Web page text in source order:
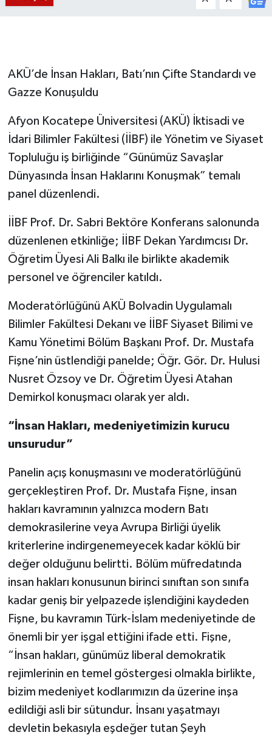
AKÜ’de İnsan Hakları, Batı’nın Çifte Standardı ve
Gazze Konuşuldu
Afyon Kocatepe Üniversitesi (AKÜ) İktisadi ve
İdari Bilimler Fakültesi (İİBF) ile Yönetim ve Siyaset
Topluluğu iş birliğinde “Günümüz Savaşlar
Dünyasında İnsan Haklarını Konuşmak” temalı
panel düzenlendi.
İİBF Prof. Dr. Sabri Bektöre Konferans salonunda
düzenlenen etkinliğe; İİBF Dekan Yardımcısı Dr.
Öğretim Üyesi Ali Balkı ile birlikte akademik
personel ve öğrenciler katıldı.
Moderatörlüğünü AKÜ Bolvadin Uygulamalı
Bilimler Fakültesi Dekanı ve İİBF Siyaset Bilimi ve
Kamu Yönetimi Bölüm Başkanı Prof. Dr. Mustafa
Fişne’nin üstlendiği panelde; Öğr. Gör. Dr. Hulusi
Nusret Özsoy ve Dr. Öğretim Üyesi Atahan
Demirkol konuşmacı olarak yer aldı.
“İnsan Hakları, medeniyetimizin kurucu
unsurudur”
Panelin açış konuşmasını ve moderatörlüğünü
gerçekleştiren Prof. Dr. Mustafa Fişne, insan
hakları kavramının yalnızca modern Batı
demokrasilerine veya Avrupa Birliği üyelik
kriterlerine indirgenemeyecek kadar köklü bir
değer olduğunu belirtti. Bölüm müfredatında
insan hakları konusunun birinci sınıftan son sınıfa
kadar geniş bir yelpazede işlendiğini kaydeden
Fişne, bu kavramın Türk-İslam medeniyetinde de
önemli bir yer işgal ettiğini ifade etti. Fişne,
“İnsan hakları, günümüz liberal demokratik
rejimlerinin en temel göstergesi olmakla birlikte,
bizim medeniyet kodlarımızın da üzerine inşa
edildiği asli bir sütundur. İnsanı yaşatmayı
devletin bekasıyla eşdeğer tutan Şeyh